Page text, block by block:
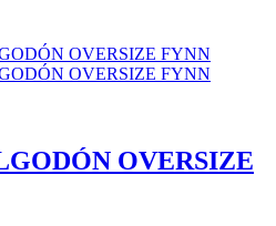
OVERSIZE